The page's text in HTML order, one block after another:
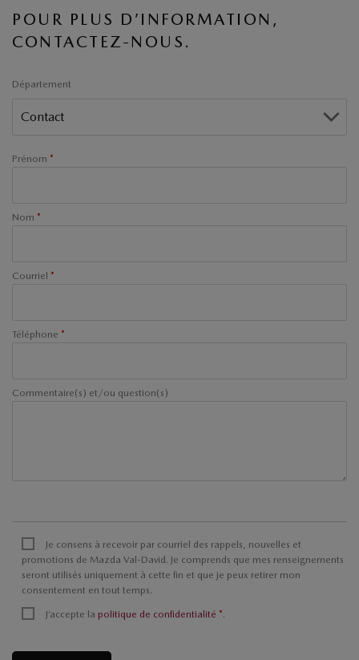
POUR PLUS D’INFORMATION,
CONTACTEZ-NOUS.
Département
Prénom *
Nom *
Courriel *
Téléphone *
Commentaire(s) et/ou question(s)
Je consens à recevoir par courriel des rappels, nouvelles et
promotions de Mazda Val-David. Je comprends que mes renseignements
seront utilisés uniquement à cette fin et que je peux retirer mon
consentement en tout temps.
J’accepte la politique de confidentialité *.